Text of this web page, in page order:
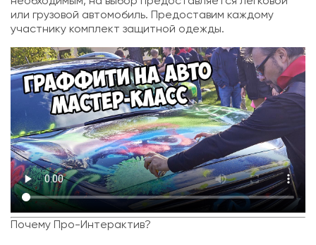
или грузовой автомобиль. Предоставим каждому
участнику комплект защитной одежды.
Почему Про-Интерактив?